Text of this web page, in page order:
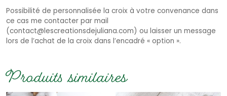
Possibilité de personnalisée la croix à votre convenance dans
ce cas me contacter par mail
(contact@lescreationsdejuliana.com) ou laisser un message
lors de l’achat de la croix dans l’encadré « option ».
Produits similaires